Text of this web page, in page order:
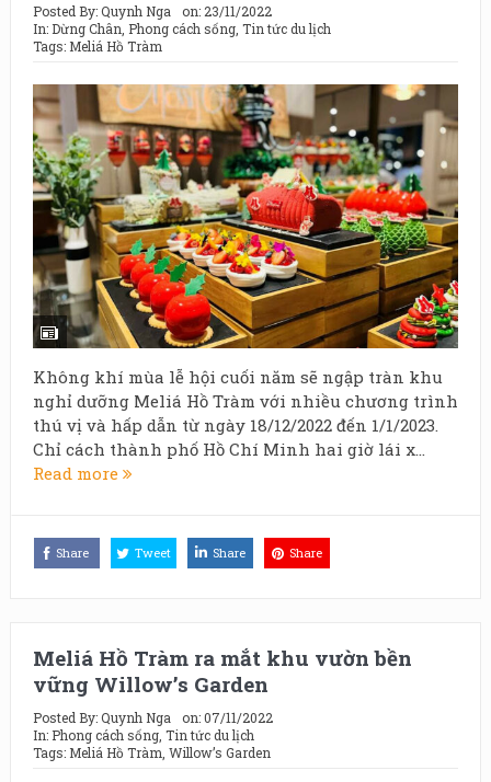
Posted By:Quynh Nga on: 23/11/2022
In: Dừng Chân Phong cách sống, Tin tức du lịch
Tags: Meliá Hồ Tràm
Không khí mùa lễ hội cuối năm sẽ ngập tràn khu
nghỉ dưỡng Meliá Hồ Tràm với nhiều chương trình
thú vị và hấp dẫn từ ngày 18/12/2022 đến 1/1/2023.
Chỉ cách thành phố Hồ Chí Minh hai giờ lái x...
Read more
Share Tweet Share Share
Meliá Hồ Tràm ra mắt khu vườn bền
vững Willow’s Garden
Posted By:Quynh Nga on:07/11/2022
In: Phong cách sống, Tin tức du lịch
Tags: Meliá Hồ Tràm, Willow’s Garden